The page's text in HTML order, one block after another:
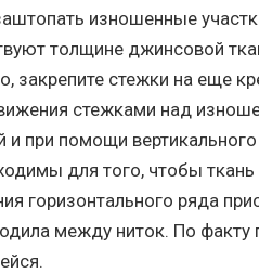
изношенные
толщине джинсовой
закрепите стежки на еще
стежками над
и при помощи
для того, чтобы ткань
горизонтального ряда
между ниток. По факту